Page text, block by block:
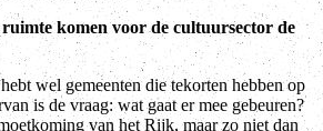
komen voor de cultuursector de
wel gemeenten die tekorten hebben op
is de vraag: wat gaat er mee gebeuren?
van het Rijk, maar zo niet dan